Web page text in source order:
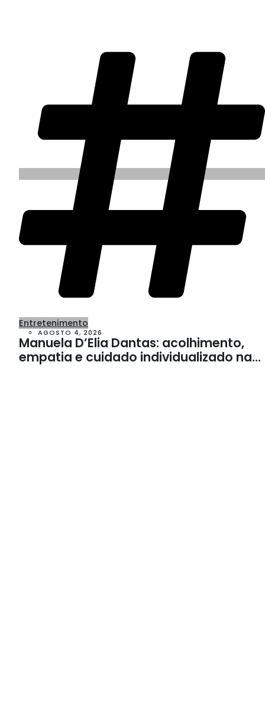
Entretenimento
AGOSTO 4, 2026
Manuela D’Elia Dantas: acolhimento,
empatia e cuidado individualizado na